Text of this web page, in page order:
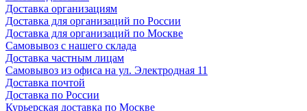
Доставка организациям
Доставка для организаций по России
Доставка для организаций по Москве
Самовывоз с нашего склада
Доставка частным лицам
Самовывоз из офиса на ул. Электродная 11
Доставка почтой
Доставка по России
Курьерская доставка по Москве